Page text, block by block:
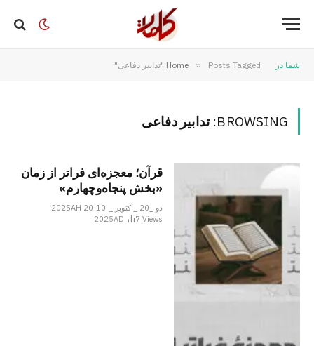
شما در Home » Posts Tagged "تدابیر دفاعی"
BROWSING: تدابیر دفاعی
قرآن؛ معجزه‌ای فراتر از زمان
«بخش پنجاه‌وچهارم»
دو _20 _آکتوبر _2025AH 20-10-
2025AD
7Views